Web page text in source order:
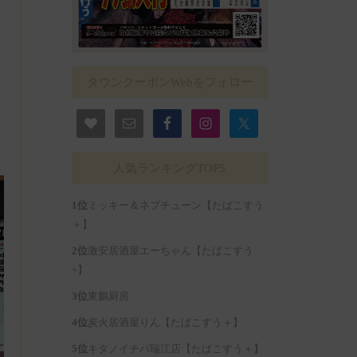
ミッキー＆ネプチューン【たばこすう
＋】
激安居酒屋エーちゃん【たばこすう
+】
東鵬厨房
炭火居酒屋りん【たばこすう＋】
キタノイチバ瑞江店【たばこすう＋】